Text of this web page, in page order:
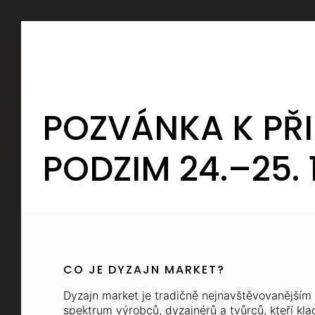
Registrace
Moc nás těší, že jste se rozhodli
informací, na které se ptáme, není
díky kterým pro vás celou akci
narazíte na problém, nebojte se s
Chodíte rádi
zkrátka užívat
POZVÁNKA K
PODZIM 24.–25.
CO JE DYZAJN MARKET?
Dyzajn market je tradičně
spektrum výrobců, dyzajnérů a tvůrců, kteří